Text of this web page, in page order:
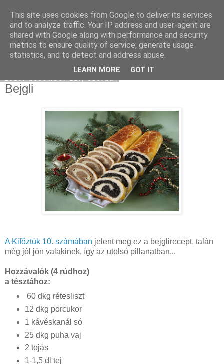
Moha Konyha
Bejgli
A Kifőztük 10. számában jelent meg ez a bejglirecept, talán
még jól jön valakinek, így az utolsó pillanatban...
Hozzávalók (4 rúdhoz)
a tésztához:
60 dkg rétesliszt
12 dkg porcukor
1 kávéskanál só
25 dkg puha vaj
2 tojás
1-1,5 dl tej
This site uses cookies from Google to deliver its services
and to analyze traffic. Your IP address and user-agent are
shared with Google along with performance and security
metrics to ensure quality of service, generate usage
statistics, and to detect and address abuse.
LEARN MORE GOT IT